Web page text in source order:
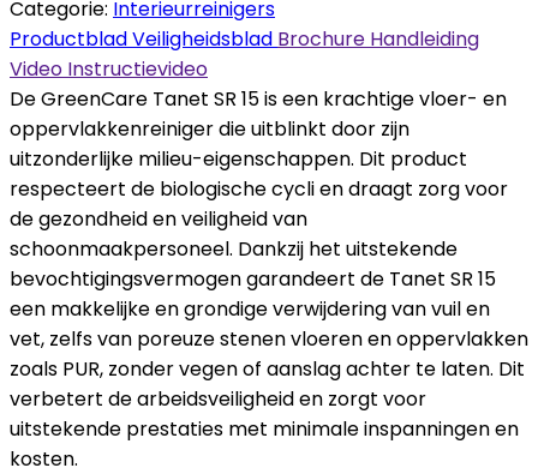
Categorie: Interieurreinigers
ProductbladVeiligheidsblad Brochure Handleiding
Video Instructievideo
De GreenCare Tanet SR 15 is een krachtige vloer- en
oppervlakkenreiniger die uitblinkt door zijn
uitzonderlijke milieu-eigenschappen. Dit product
respecteert de biologische cycli en draagt zorg voor
de gezondheid en veiligheid van
schoonmaakpersoneel. Dankzij het uitstekende
bevochtigingsvermogen garandeert de Tanet SR 15
een makkelijke en grondige verwijdering van vuil en
vet, zelfs van poreuze stenen vloeren en oppervlakken
zoals PUR, zonder vegen of aanslag achter te laten. Dit
verbetert de arbeidsveiligheid en zorgt voor
uitstekende prestaties met minimale inspanningen en
kosten.